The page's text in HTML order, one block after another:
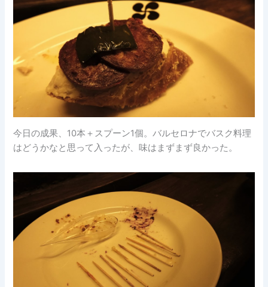
今日の成果、10本＋スプーン1個。バルセロナでバスク料理
はどうかなと思って入ったが、味はまずまず良かった。